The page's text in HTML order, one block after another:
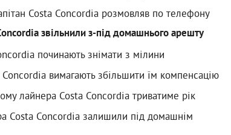
Costa Concordia розмовляв по телефону
звільнили з-під домашнього арешту
починають знімати з мілини
Concordia вимагають збільшити їм компенсацію
лайнера Costa Concordia триватиме рік
Costa Concordia залишили під домашнім